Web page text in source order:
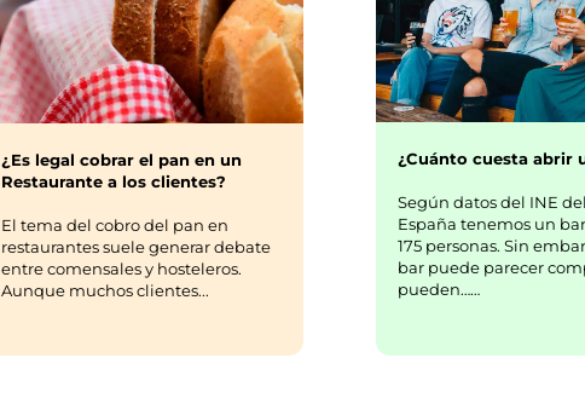
¿Es legal cobrar el pan en un
Restaurante a los clientes?
El tema del cobro del pan en
restaurantes suele generar debate
entre comensales y hosteleros.
Aunque muchos clientes...
¿Cuánto cuesta abrir
Según datos del INE
España tenemos un
175 personas. Sin
bar puede parecer
pueden……